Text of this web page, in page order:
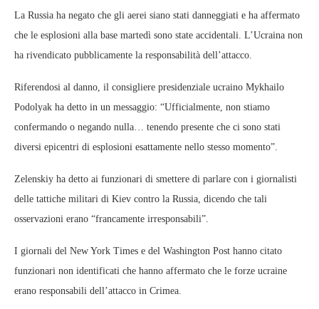
La Russia ha negato che gli aerei siano stati danneggiati e ha affermato
che le esplosioni alla base martedì sono state accidentali. L’Ucraina non
ha rivendicato pubblicamente la responsabilità dell’attacco.
Riferendosi al danno, il consigliere presidenziale ucraino Mykhailo
Podolyak ha detto in un messaggio: “Ufficialmente, non stiamo
confermando o negando nulla… tenendo presente che ci sono stati
diversi epicentri di esplosioni esattamente nello stesso momento”.
Zelenskiy ha detto ai funzionari di smettere di parlare con i giornalisti
delle tattiche militari di Kiev contro la Russia, dicendo che tali
osservazioni erano “francamente irresponsabili”.
I giornali del New York Times e del Washington Post hanno citato
funzionari non identificati che hanno affermato che le forze ucraine
erano responsabili dell’attacco in Crimea.